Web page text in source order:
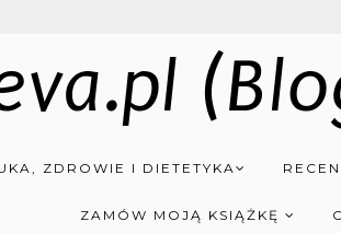
ZDROWIE I DIETETYKA
ZAMÓW MOJĄ KSIĄŻKĘ